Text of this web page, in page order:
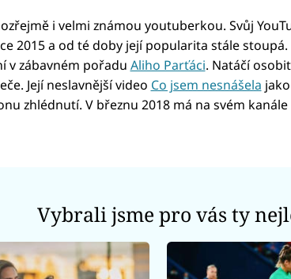
i velmi známou youtuberkou. Svůj
2015 a od té doby její popularita stále
v zábavném pořadu Aliho Parťáci. Natáčí
Její neslavnější video Co jsem nesnášela
zhlédnutí. V březnu 2018 má na svém
Vybrali jsme pro vás ty